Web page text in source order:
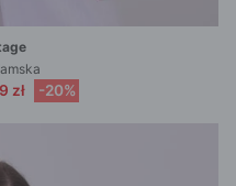
zł -20%